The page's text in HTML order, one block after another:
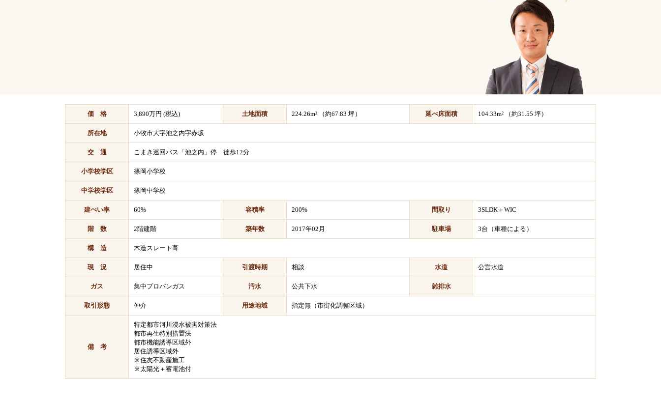
価 格 3,890万円 (税込) 土地面積 224.26m² （約67.83 坪） 延べ床面積 104.33m² （約31.55 坪）
所在地 小牧市大字池之内字赤坂
交 通 こまき巡回バス「池之内」停 徒歩12分
小学校学区 篠岡小学校
中学校学区 篠岡中学校
建ぺい率 60% 容積率 200% 間取り 3SLDK＋WIC
階 数 2階建階 築年数 2017年02月 駐車場 3台（車種による）
構 造 木造スレート葺
現 況 居住中 引渡時期 相談 水道 公営水道
ガス 集中プロパンガス 汚水 公共下水 雑排水
取引形態 仲介 用途地域 指定無（市街化調整区域）
備 考
特定都市河川浸水被害対策法
都市再生特別措置法
都市機能誘導区域外
居住誘導区域外
※住友不動産施工
※太陽光＋蓄電池付